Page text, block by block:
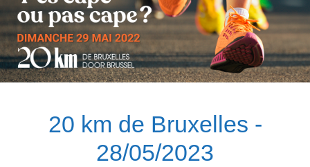
20 km de Bruxelles -
28/05/2023